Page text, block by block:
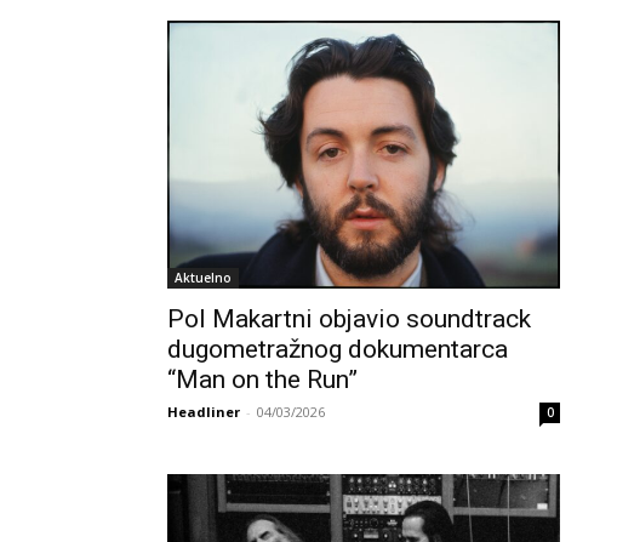
Aktuelno
Pol Makartni objavio soundtrack
dugometražnog dokumentarca
“Man on the Run”
Headliner - 04/03/2026 0